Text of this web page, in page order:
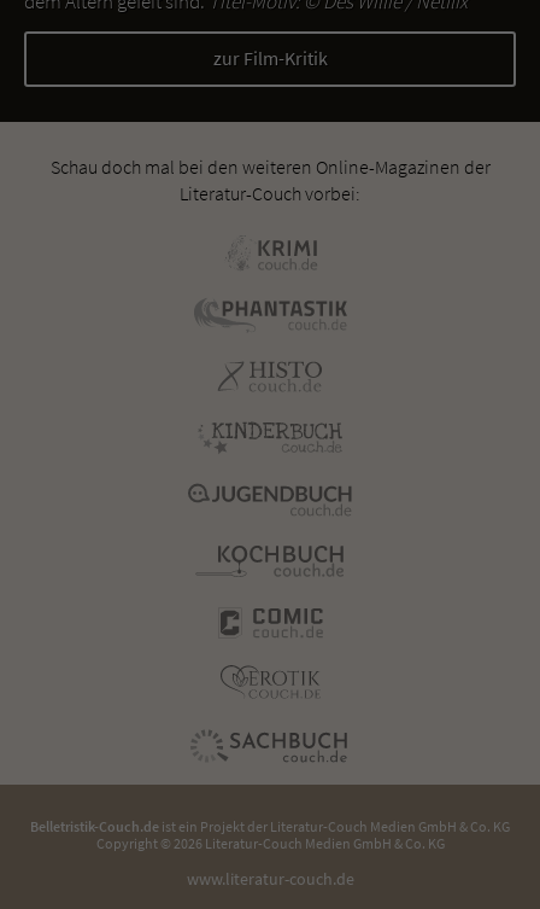
zur Film-Kritik
Schau doch mal bei den weiteren Online-Magazinen der
Literatur-Couch vorbei:
Belletristik-Couch.de ist ein Projekt der Literatur-Couch Medien GmbH & Co. KG
Copyright © 2026 Literatur-Couch Medien GmbH & Co. KG
www.literatur-couch.de